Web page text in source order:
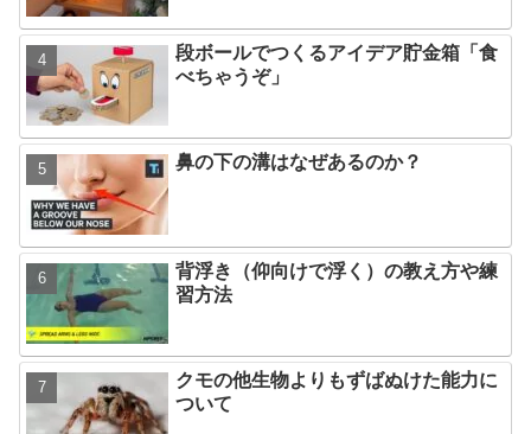
段ボールでつくるアイデア貯金箱「食
べちゃうぞ」
鼻の下の溝はなぜあるのか？
背浮き（仰向けで浮く）の教え方や練
習方法
クモの他生物よりもずばぬけた能力に
ついて